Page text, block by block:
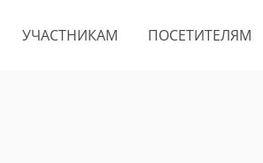
УЧАСТНИКАМ ПОСЕТИТЕЛЯМ